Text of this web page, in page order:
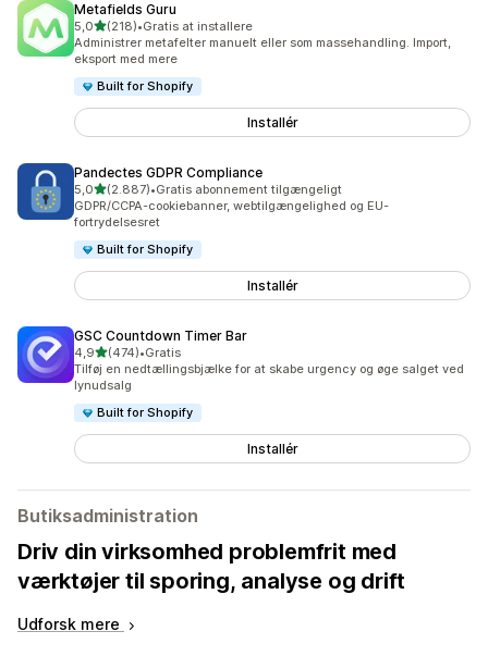
Metafields Guru
5,0ud af 5 stjerner
(218)
218 anmeldelser i alt
•Gratis at installere
Administrer metafelter manuelt eller som massehandling. Import,
eksport med mere
Built for Shopify
Installér
Pandectes GDPR Compliance
5,0ud af 5 stjerner
(2.887)
2887 anmeldelser i alt
•Gratis abonnement tilgængeligt
GDPR/CCPA-cookiebanner, webtilgængelighed og EU-
fortrydelsesret
Built for Shopify
Installér
GSC Countdown Timer Bar
4,9ud af 5 stjerner
(474)
474 anmeldelser i alt
•Gratis
Tilføj en nedtællingsbjælke for at skabe urgency og øge salget ved
lynudsalg
Built for Shopify
Installér
Butiksadministration
Driv din virksomhed problemfrit med
værktøjer til sporing, analyse og drift
Udforsk mere